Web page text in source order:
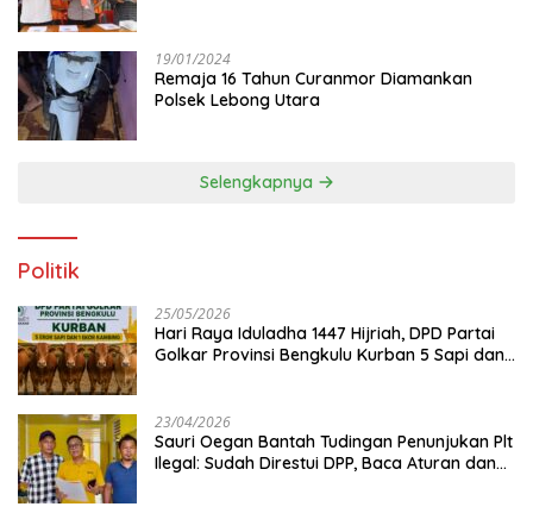
19/01/2024
Remaja 16 Tahun Curanmor Diamankan
Polsek Lebong Utara
Selengkapnya
Politik
25/05/2026
Hari Raya Iduladha 1447 Hijriah, DPD Partai
Golkar Provinsi Bengkulu Kurban 5 Sapi dan 1
23/04/2026
Sauri Oegan Bantah Tudingan Penunjukan Plt
Ilegal: Sudah Direstui DPP, Baca Aturan dan